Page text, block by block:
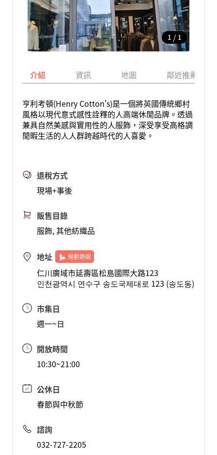
1 / 1
介紹 資訊 地圖 鄰近推薦景點
亨利考頓(Henry Cotton's)是一個將英國傳統鄉村
風格以現代意式感性詮釋的人高端休閒品牌。透過
兼具自然美感與實用性的人服飾，深受享受高格調
閒暇生活的人人群跨越時代的人喜愛。
退稅方式
現場+事後
販售目錄
服飾, 其他紡織品
地址 規劃路線
仁川廣域市延壽區松島國際大路123
인천광역시 연수구 송도국제대로 123 (송도동)
市集日
週一~日
開放時間
10:30~21:00
公休日
春節與中秋節
諮詢
032-727-2205